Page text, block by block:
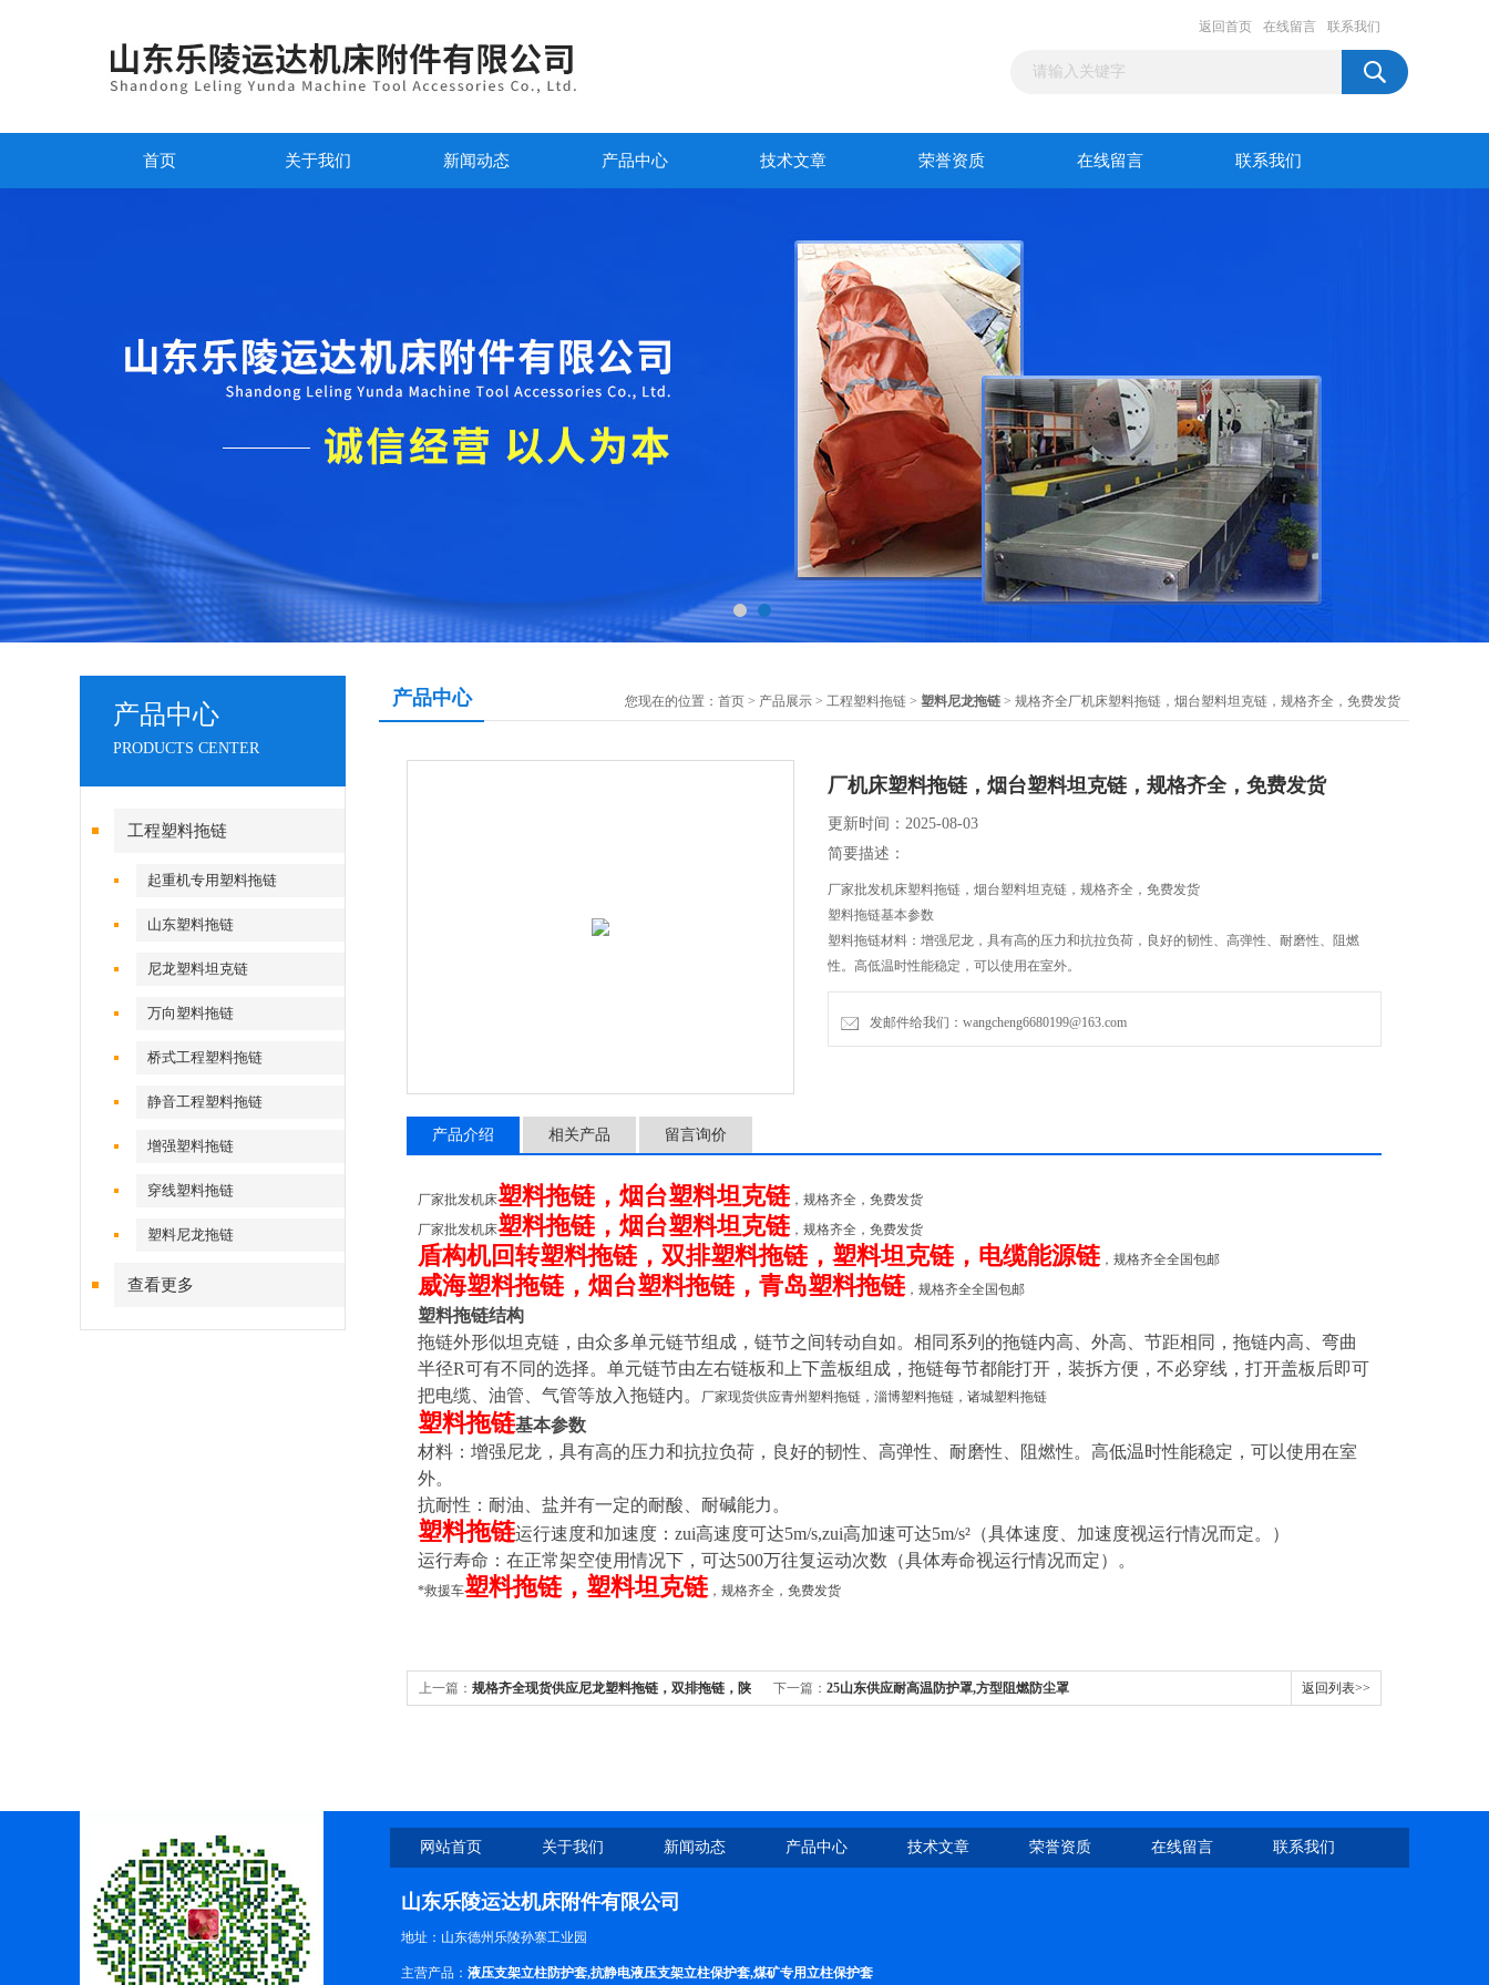
返回首页 在线留言 联系我们
首页 关于我们 新闻动态 产品中心 技术文章 荣誉资质 在线留言 联系我们
产品中心
PRODUCTS CENTER
工程塑料拖链
起重机专用塑料拖链
山东塑料拖链
尼龙塑料坦克链
万向塑料拖链
桥式工程塑料拖链
静音工程塑料拖链
增强塑料拖链
穿线塑料拖链
塑料尼龙拖链
查看更多
产品中心 您现在的位置： 首页 > 产品展示 > 工程塑料拖链 > 塑料尼龙拖链 > 规格齐全厂机床塑料拖链，烟台塑料坦克链，规格齐全，免费发货
厂机床塑料拖链，烟台塑料坦克链，规格齐全，免费发货
更新时间：2025-08-03
简要描述：
厂家批发机床塑料拖链，烟台塑料坦克链，规格齐全，免费发货
塑料拖链基本参数
塑料拖链材料：增强尼龙，具有高的压力和抗拉负荷，良好的韧性、高弹性、耐磨性、阻燃
性。高低温时性能稳定，可以使用在室外。
抗耐性：耐油、盐并有一定的耐酸、耐碱能力。
塑料拖链运行速度和加速度：z高速度可达5m/s,z高加速可达5m/s&sup2;（具体速度、加速度视
运行情况而定。）
发邮件给我们：wangcheng6680199@163.com
产品介绍 相关产品 留言询价
厂家批发机床塑料拖链，烟台塑料坦克链 ，规格齐全，免费发货
厂家批发机床塑料拖链，烟台塑料坦克链 ，规格齐全，免费发货
盾构机回转塑料拖链，双排塑料拖链，塑料坦克链，电缆能源链 ，规格齐全全国包邮
威海塑料拖链，烟台塑料拖链，青岛塑料拖链 ，规格齐全全国包邮
塑料拖链结构
拖链外形似坦克链，由众多单元链节组成，链节之间转动自如。相同系列的拖链内高、外高、节距相同，拖链内高、弯曲
半径R可有不同的选择。单元链节由左右链板和上下盖板组成，拖链每节都能打开，装拆方便，不必穿线，打开盖板后即可
把电缆、油管、气管等放入拖链内。
厂家现货供应青州塑料拖链，淄博塑料拖链，诸城塑料拖链
塑料拖链基本参数
材料：增强尼龙，具有高的压力和抗拉负荷，良好的韧性、高弹性、耐磨性、阻燃性。高低温时性能稳定，可以使用在室
外。
抗耐性：耐油、盐并有一定的耐酸、耐碱能力。
塑料拖链运行速度和加速度：zui高速度可达5m/s,zui高加速可达5m/s²（具体速度、加速度视运行情况而定。）
运行寿命：在正常架空使用情况下，可达500万往复运动次数（具体寿命视运行情况而定）。
*救援车塑料拖链，塑料坦克链 ，规格齐全，免费发货
上一篇： 规格齐全现货供应尼龙塑料拖链，双排拖链，陕 下一篇： 25山东供应耐高温防护罩,方型阻燃防尘罩 返回列表>>
网站首页 关于我们 新闻动态 产品中心 技术文章 荣誉资质 在线留言 联系我们
山东乐陵运达机床附件有限公司
地址：山东德州乐陵孙寨工业园
主营产品： 液压支架立柱防护套,抗静电液压支架立柱保护套,煤矿专用立柱保护套